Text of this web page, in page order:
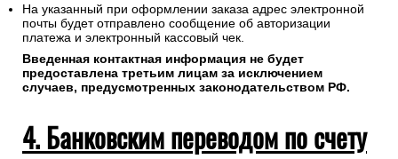
На указанный при оформлении заказа адрес электронной
почты будет отправлено сообщение об авторизации
платежа и электронный кассовый чек.
Введенная контактная информация не будет
предоставлена третьим лицам за исключением
случаев, предусмотренных законодательством РФ.
4. Банковским переводом по счету